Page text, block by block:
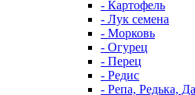
- Картофель
- Лук семена
- Морковь
- Огурец
- Перец
- Редис
- Репа, Редька,